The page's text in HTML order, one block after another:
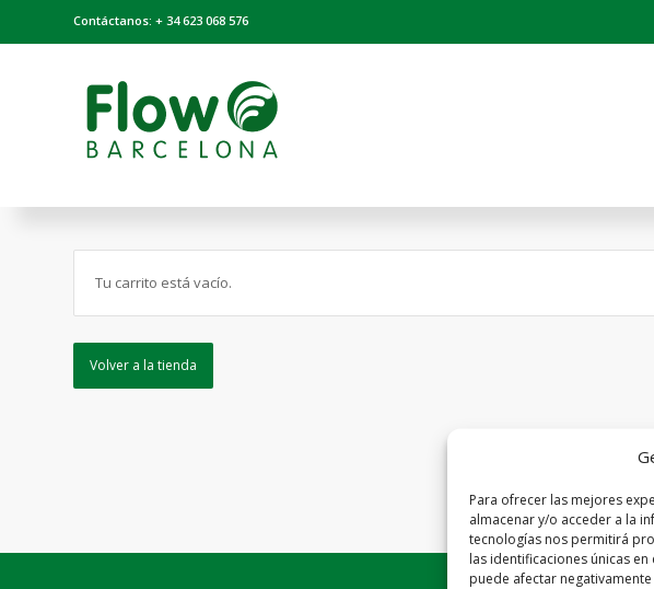
Para ofrecer las mejores
almacenar y/o acceder a la
tecnologías nos permitirá
las identificaciones únicas
puede afectar
Contáctanos: + 34 623 068 576
Tu carrito está vacío.
Volver a la tienda